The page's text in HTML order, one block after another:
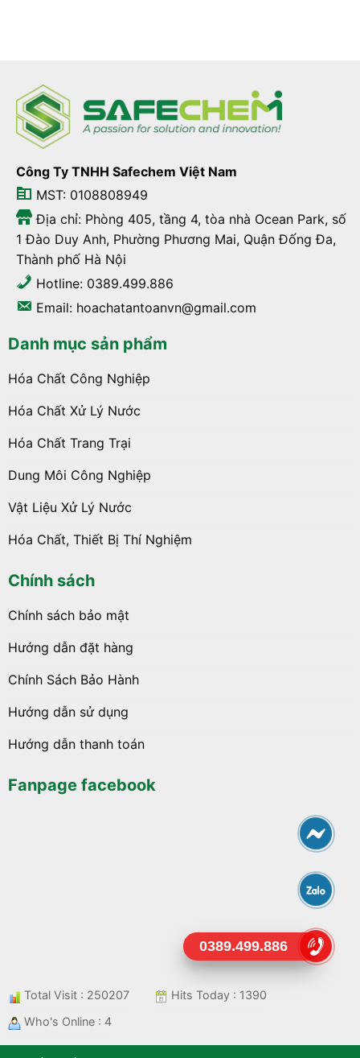
Công Ty TNHH Safechem Việt Nam
MST: 0108808949
Địa chỉ: Phòng 405, tầng 4, tòa nhà Ocean Park, số
1 Đào Duy Anh, Phường Phương Mai, Quận Đống Đa,
Thành phố Hà Nội
Hotline: 0389.499.886
Email: hoachatantoanvn@gmail.com
Danh mục sản phẩm
Hóa Chất Công Nghiệp
Hóa Chất Xử Lý Nước
Hóa Chất Trang Trại
Dung Môi Công Nghiệp
Vật Liệu Xử Lý Nước
Hóa Chất, Thiết Bị Thí Nghiệm
Chính sách
Chính sách bảo mật
Hướng dẫn đặt hàng
Chính Sách Bảo Hành
Hướng dẫn sử dụng
Hướng dẫn thanh toán
Fanpage facebook
Total Visit : 250207
Hits Today : 1390
Who's Online : 4
0389.499.886